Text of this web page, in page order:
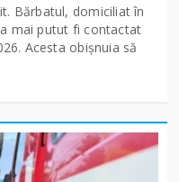
Bărbatul, domiciliat în
mai putut fi contactat
Acesta obișnuia să